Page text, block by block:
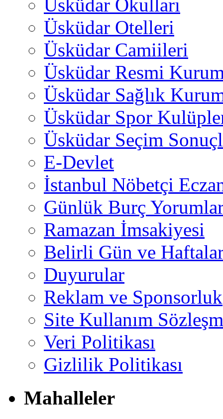
Üsküdar Okulları
Üsküdar Otelleri
Üsküdar Camiileri
Üsküdar Resmi
Üsküdar Sağlık
Üsküdar Spor
Üsküdar Seçim
E-Devlet
İstanbul Nöbetçi
Günlük Burç
Ramazan İmsakiyesi
Belirli Gün ve
Duyurular
Reklam ve Sponsorluk
Site Kullanım
Veri Politikası
Gizlilik Politikası
Mahalleler